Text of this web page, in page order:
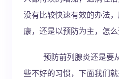
没有比较快速有效的办法
康，还是以预防为主，怎么
预防前列腺炎还是要从
些不好的习惯，下面我们就